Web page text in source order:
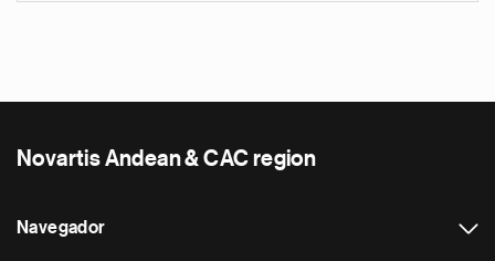
Novartis Andean & CAC region
Navegador